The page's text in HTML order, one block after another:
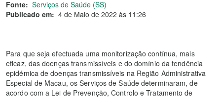
Fonte: Serviços de Saúde (SS)
Publicado em: 4 de Maio de 2022 às 11:26
Para que seja efectuada uma monitorização contínua, mais
eficaz, das doenças transmissíveis e do domínio da tendência
epidémica de doenças transmissíveis na Região Administrativa
Especial de Macau, os Serviços de Saúde determinaram, de
acordo com a Lei de Prevenção, Controlo e Tratamento de